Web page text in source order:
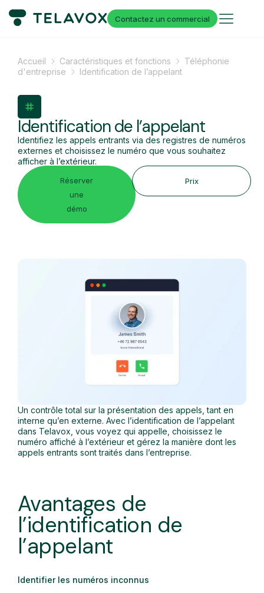
Contactez un commercial
Accueil Caractéristiques et fonctions
Téléphonie
d'entreprise
Identification de l’appelant
Identification de l’appelant
Identifiez les appels entrants via des registres de numéros
externes et choisissez le numéro que vous souhaitez
afficher à l’extérieur.
Réserver
une
démo
Prix
Un contrôle total sur la présentation des appels, tant en
interne qu’en externe. Avec l’identification de l’appelant
dans Telavox, vous voyez qui appelle, choisissez le
numéro affiché à l’extérieur et gérez la manière dont les
appels entrants sont traités dans l’entreprise.
Avantages de
l’identification de
l’appelant
Identifier les numéros inconnus